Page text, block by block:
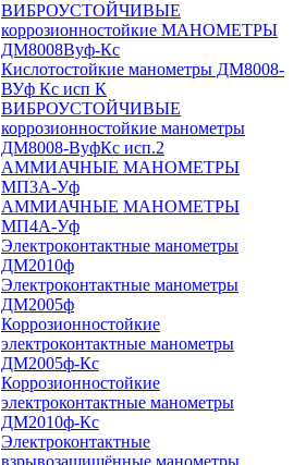
ВИБРОУСТОЙЧИВЫЕ
коррозионностойкие МАНОМЕТРЫ
ДМ8008Вуф-Кс
Кислотостойкие манометры ДМ8008-
ВУф Кс исп К
ВИБРОУСТОЙЧИВЫЕ
коррозионностойкие манометры
ДМ8008-ВуфКс исп.2
АММИАЧНЫЕ МАНОМЕТРЫ
МП3А-Уф
АММИАЧНЫЕ МАНОМЕТРЫ
МП4А-Уф
Электроконтактные манометры
ДМ2010ф
Электроконтактные манометры
ДМ2005ф
Коррозионностойкие
электроконтактные манометры
ДМ2005ф-Кс
Коррозионностойкие
электроконтактные манометры
ДМ2010ф-Кс
Электроконтактные
взрывозащищённые манометры